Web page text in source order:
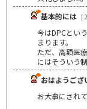
基本的には |
今はDPCとい
まります。
ただ、高額医
にはそういう
おはようござ
お大事にされ